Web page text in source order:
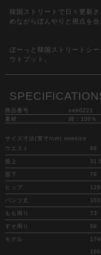
韓国ストリートで日々更新
めながらぼんやりと視点を
ぼーっと韓国ストリートシ
ウトプット。
商品番号
seb0221
素材
綿：100％
サイズ寸法(実寸/cm) onesize
ウエスト
66
股上
股下 76
ヒップ 128
パンツ丈 103
もも周り 73
すそ周り 56
モデル